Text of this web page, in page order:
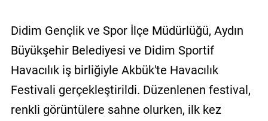
Didim Gençlik ve Spor İlçe Müdürlüğü, Aydın
Büyükşehir Belediyesi ve Didim Sportif
Havacılık iş birliğiyle Akbük'te Havacılık
Festivali gerçekleştirildi. Düzenlenen festival,
renkli görüntülere sahne olurken, ilk kez